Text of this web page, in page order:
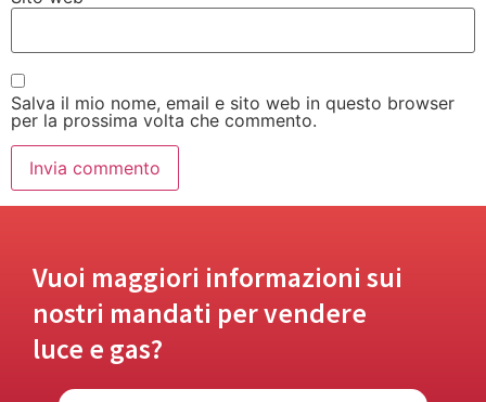
Salva il mio nome, email e sito web in questo browser
per la prossima volta che commento.
Vuoi maggiori informazioni sui
nostri mandati per vendere
luce e gas?